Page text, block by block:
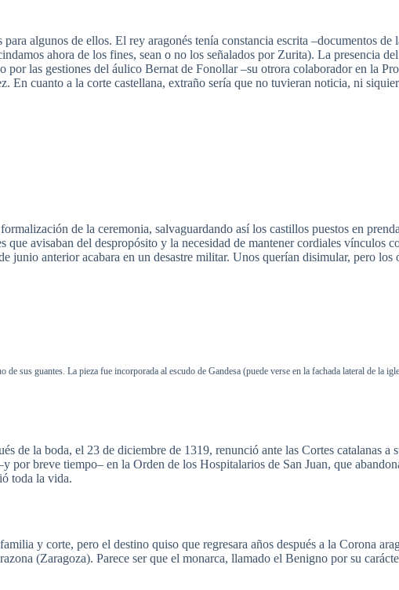
para algunos de ellos. El rey aragonés tenía constancia escrita –documentos de
ahora de los fines, sean o no los señalados por Zurita). La presencia del
por las gestiones del áulico Bernat de Fonollar –su otrora colaboradoren la
. En cuanto a la corte castellana, extraño sería que no tuvieran noticia, ni
formalización de la ceremonia, salvaguardando asílos castillos puestos en prenda
que avisaban del despropósito y la necesidad de mantener cordiales vínculos
junio anterioracabara en un desastre militar. Unos querían disimular, pero los
de sus guantes. La pieza fue incorporada al escudo de Gandesa (puede verse en la fachada lateral de la
de la boda, el 23 de diciembre de 1319, renunció ante las Cortes catalanas a
por breve tiempo– en la Orden de los Hospitalarios de San Juan, que
toda la vida.
familia y corte, pero el destino quiso que regresara años después a la Corona
(Zaragoza). Parece ser que el monarca, llamado el Benigno por su